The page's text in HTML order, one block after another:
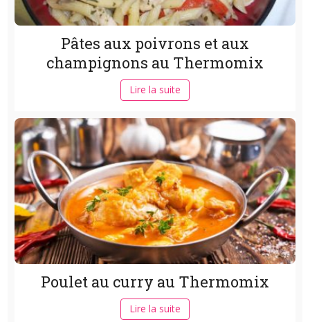
Pâtes aux poivrons et aux
champignons au Thermomix
Lire la suite
Poulet au curry au Thermomix
Lire la suite